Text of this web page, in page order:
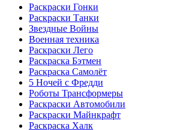
Раскраски Гонки
Раскраски Танки
Звездные Войны
Военная техника
Раскраски Лего
Раскраска Бэтмен
Раскраска Самолёт
5 Ночей с Фредди
Роботы Трансформеры
Раскраски Автомобили
Раскраски Майнкрафт
Раскраска Халк